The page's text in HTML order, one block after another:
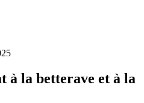
à la betterave et à la